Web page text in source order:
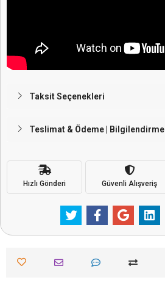
Taksit Seçenekleri
Teslimat & Ödeme | Bilgilendirme
Hızlı Gönderi Güvenli Alışveriş